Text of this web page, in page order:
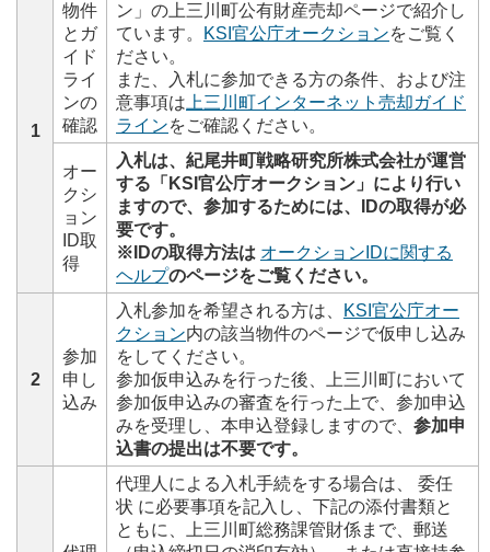
1
物件
とガ
イド
ライ
ンの
確認
ン」の上三川町公有財産売却ページで紹介し
ています。
KSI官公庁オークションをご覧く
ださい。
また、入札に参加できる方の条件、および注
意事項は上三川町インターネット売却ガイド
ラインをご確認ください。
オー
クシ
ョン
ID取
得
入札は、紀尾井町戦略研究所株式会社が運営
する「KSI官公庁オークション」により行い
ますので、参加するためには、IDの取得が必
要です。
※IDの取得方法は オークションIDに関する
ヘルプのページをご覧ください。
2
参加
申し
込み
入札参加を希望される方は、
KSI官公庁オー
クション内の該当物件のページで仮申し込み
をしてください。
参加仮申込みを行った後、上三川町において
参加仮申込みの審査を行った上で、参加申込
みを受理し、本申込登録しますので、 参加申
込書の提出は不要です。
代理人による入札手続をする場合は、 委任
状 に必要事項を記入し、下記の添付書類と
ともに、上三川町総務課管財係まで、郵送